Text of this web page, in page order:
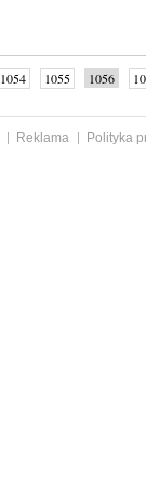
1054 1055 1056
Reklama
Polityka